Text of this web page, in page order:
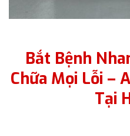
Chữa Mọi Lỗi –
Tại